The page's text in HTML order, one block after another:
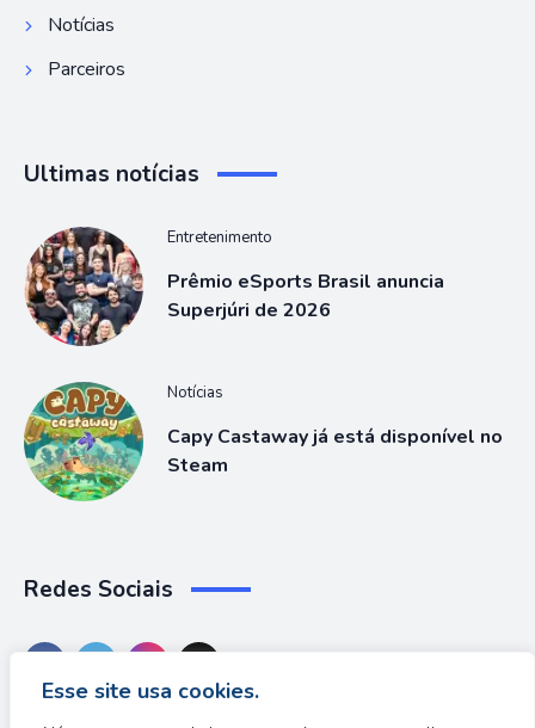
Esse site usa cookies.
Notícias
Parceiros
Ultimas notícias
Entretenimento
Prêmio eSports Brasil anuncia
Superjúri de 2026
Notícias
Capy Castaway já está disponível no
Steam
Redes Sociais